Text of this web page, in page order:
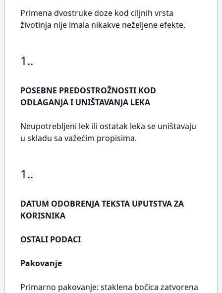
Primena dvostruke doze kod ciljnih vrsta
životinja nije imala nikakve neželjene efekte.
1..
POSEBNE PREDOSTROŽNOSTI KOD
ODLAGANJA I UNIŠTAVANJA LEKA
Neupotrebljeni lek ili ostatak leka se uništavaju
u skladu sa važećim propisima.
1..
DATUM ODOBRENJA TEKSTA UPUTSTVA ZA
KORISNIKA
OSTALI PODACI
Pakovanje
Primarno pakovanje: staklena bočica zatvorena